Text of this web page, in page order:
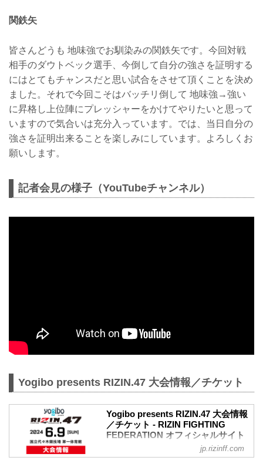
関鉄矢
皆さんどうも 地味強でお馴染みの関鉄矢です。今回対戦
相手のダウトベック選手、今倒して自分の強さを証明する
にはとてもチャンスだと思い試合をさせて頂くことを決め
ました。それで今回こそはバッチリ倒して 地味強→強い
に昇格し上位陣にプレッシャーをかけてやりたいと思って
いますので気合いは充分入っています。では、当日自分の
強さを証明出来ることを楽しみにしています。よろしくお
願いします。
記者会見の様子（YouTubeチャンネル）
Yogibo presents RIZIN.47 大会情報／チケット
Yogibo presents RIZIN.47 大会情報
／チケット - RIZIN FIGHTING
FEDERATION オフィシャルサイト
Yogibo presents RIZIN.47 大会概要
jp.rizinff.com